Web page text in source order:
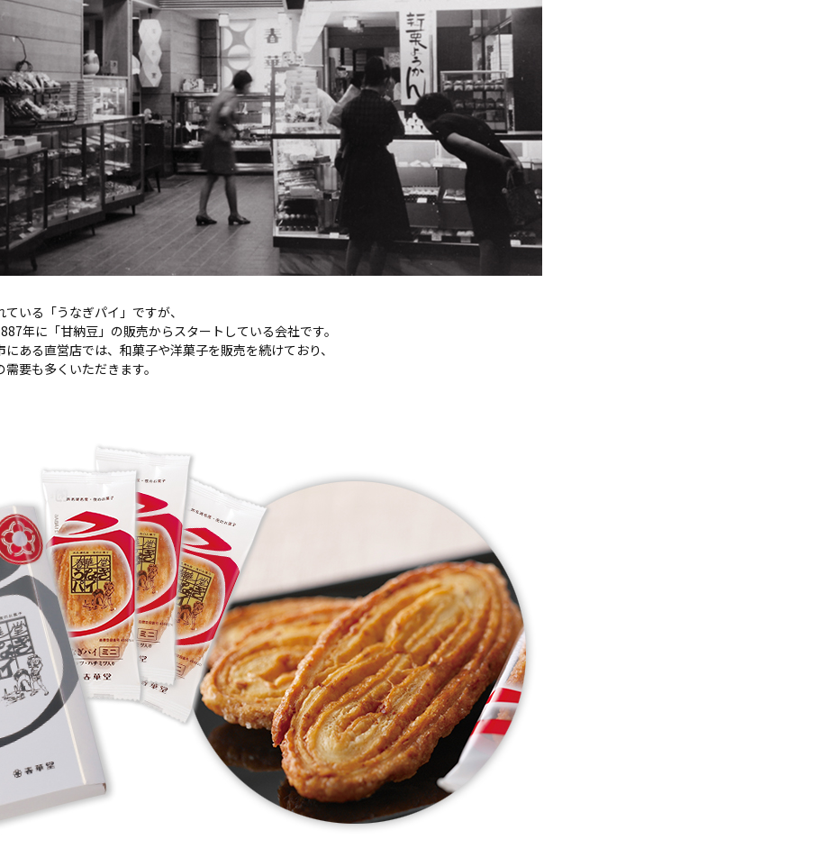
いる「うなぎパイ」ですが、
年に「甘納豆」の販売からスタートしている会社です。
ある直営店では、和菓子や洋菓子を販売を続けており、
要も多くいただきます。